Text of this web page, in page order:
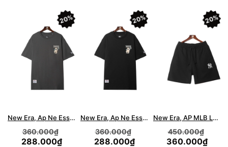
20%
New Era, Ap Ne Essential Basic Logo Bear T-Shirt - Gray
360.000₫
288.000₫
20%
New Era, Ap Ne Essential Basic Logo Bear T-Shirt - Black
360.000₫
288.000₫
20%
New Era, AP MLB LOGO NY SHORT - BLACK
450.000₫
360.000₫